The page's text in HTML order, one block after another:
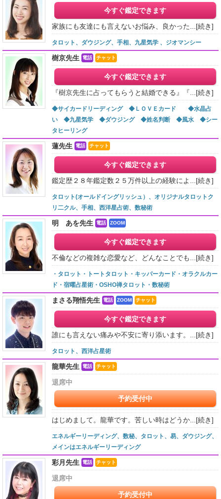
今すぐ鑑定できます
家族にも友達にも言えないお悩み、良かった... [続き]
タロット、ダウジング、手相、九星気学 、ジオマンシー
樹京先生 電話 チャット
今すぐ鑑定できます
『樹京先生に占ってもらうと結婚できる』『... [続き]
◆サイカードリーディング ◆ＬＯＶＥカード ◆水晶占
い ◆九星気学 ◆ダウジング ◆姓名判断 ◆風水 ◆シー
タヒーリング
蓮先生 電話 チャット
今すぐ鑑定できます
鑑定歴２８年鑑定数２５万件以上の経験によ... [続き]
タロット(オールドイングリッシュ）、オリジナルタロットク
リ二クル、手相、西洋星占術、数秘術
明 あを先生 電話 ZOOM
今すぐ鑑定できます
不倫などの複雑な恋愛など、どんなことでも... [続き]
・タロット・トートタロット・キッパーカード・オラクルカー
ド・宿曜占星術・OSHO禅タロット・数秘術
まさる翔悟先生 電話 ZOOM チャット
今すぐ鑑定できます
誰にも言えない痛みや不安に寄り添います。... [続き]
タロット、西洋占星術
龍華先生 電話 チャット
退席中
予約受付中
はじめまして。龍華です。苦しい時はどうか... [続き]
エネルギーリーディング、数秘、タロット、易、ダウジング、
メインはエネルギーリーディング
彩月先生 電話 チャット
退席中
予約受付中